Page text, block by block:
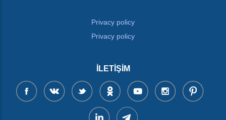
Privacy policy
Privacy policy
İLETIŞIM